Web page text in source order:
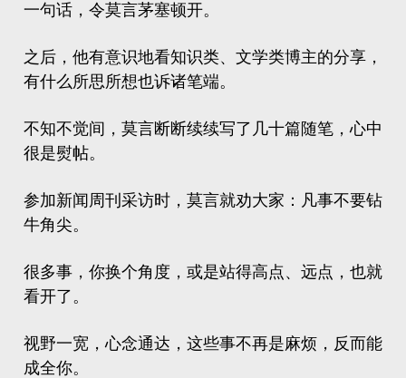
一句话，令莫言茅塞顿开。
之后，他有意识地看知识类、文学类博主的分享，
有什么所思所想也诉诸笔端。
不知不觉间，莫言断断续续写了几十篇随笔，心中
很是熨帖。
参加新闻周刊采访时，莫言就劝大家：凡事不要钻
牛角尖。
很多事，你换个角度，或是站得高点、远点，也就
看开了。
视野一宽，心念通达，这些事不再是麻烦，反而能
成全你。